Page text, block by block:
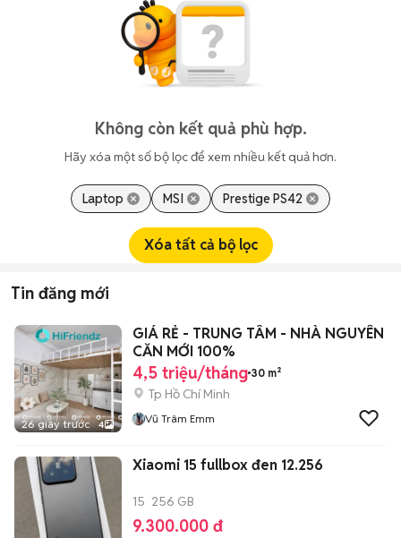
Không còn kết quả phù hợp.
Hãy xóa một số bộ lọc để xem nhiều kết quả hơn.
Laptop MSI Prestige PS42
Xóa tất cả bộ lọc
Tin đăng mới
26 giây trước 4
GIÁ RẺ - TRUNG TÂM - NHÀ NGUYÊN
CĂN MỚI 100%
4,5 triệu/tháng 30 m²
Tp Hồ Chí Minh
Vũ Trâm Emm
Xiaomi 15 fullbox đen 12.256
15 256 GB
9.300.000 đ